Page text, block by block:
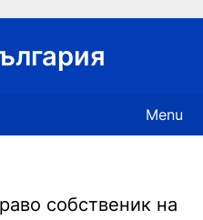
Menu
собственик на